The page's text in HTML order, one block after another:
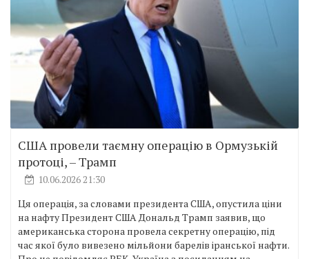
США провели таємну операцію в Ормузькій
протоці, – Трамп
10.06.2026 21:30
Ця операція, за словами президента США, опустила ціни
на нафту Президент США Дональд Трамп заявив, що
американська сторона провела секретну операцію, під
час якої було вивезено мільйони барелів іранської нафти.